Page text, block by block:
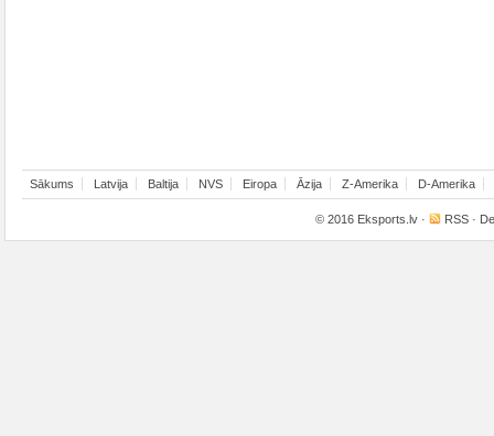
Sākums Latvija Baltija NVS Eiropa Āzija Z-Amerika D-Amerika
© 2016 Eksports.lv · RSS ·